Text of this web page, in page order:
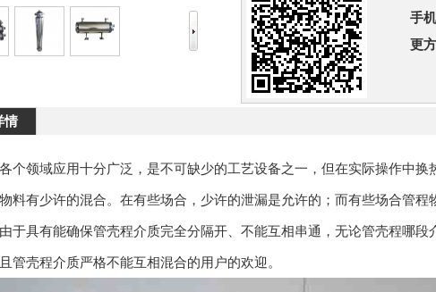
手
更
情
个领域应用十分广泛，是不可缺少的工艺设备之一，但在实际操作中
料有少许的混合。在有些场合，少许的泄漏是允许的；而有些场合管
于具有能确保管壳程介质完全分隔开、不能互相串通，无论管壳程哪
管壳程介质严格不能互相混合的用户的欢迎。